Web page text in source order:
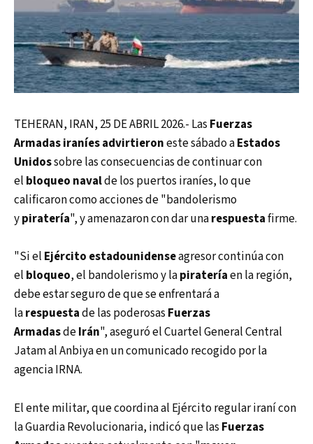
TEHERAN, IRAN, 25 DE ABRIL 2026.- Las Fuerzas
Armadas iraníesadvirtieroneste sábado aEstados
Unidossobre las consecuencias de continuar con
el bloqueo navalde los puertos iraníes, lo que
calificaron como acciones de "bandolerismo
ypiratería", y amenazaron con dar unarespuestafirme.
"Si el Ejército estadounidenseagresor continúa con
el bloqueo, el bandolerismo y lapirateríaen la región,
debe estar seguro de que se enfrentará a
larespuestade las poderosas Fuerzas
ArmadasdeIrán", aseguró el Cuartel General Central
Jatam al Anbiya en un comunicado recogido por la
agencia IRNA.
El ente militar, que coordina al Ejército regular iraní con
la Guardia Revolucionaria, indicó que las Fuerzas